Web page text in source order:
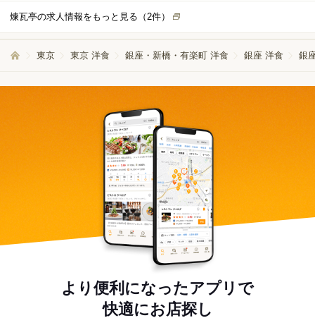
る技術を習得してください。 未経験の方でも向上心・前向きな気持ちがあれ
ばOK◎ ベテランスタッフがしっかりとサポートいたしますので安心してくだ
煉瓦亭の求人情報をもっと見る（2件）
東京 東京 洋食 銀座・新橋・有楽町 洋食 銀座 洋食 銀
より便利になったアプリで
快適にお店探し